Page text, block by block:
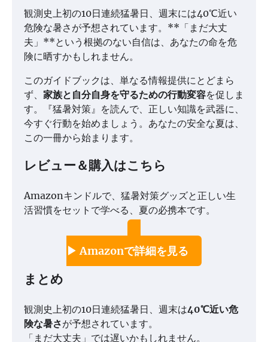
観測史上初の10日連続猛暑日、週末には40℃近い
危険な暑さが予想されています。**「まだ大丈
夫」**という根拠のない自信は、あなたの命を危
険に晒すかもしれません。
このガイドブックは、単なる情報提供にとどまら
ず、 家族と自分自身を守るための行動変容を促しま
す。『猛暑対策』を読んで、正しい知識を武器に、
今すぐ行動を始めましょう。あなたの安全な夏は、
この一冊から始まります。
レビュー＆購入はこちら
Amazonキンドルで、猛暑対策グッズと正しい生
活習慣をセットで学べる、夏の必携本です。
▶ Amazonで詳細を見る
まとめ
観測史上初の10日連続猛暑日、週末は40℃近い危
険な暑さが予想されています。
「まだ大丈夫」では遅いかもしれません。